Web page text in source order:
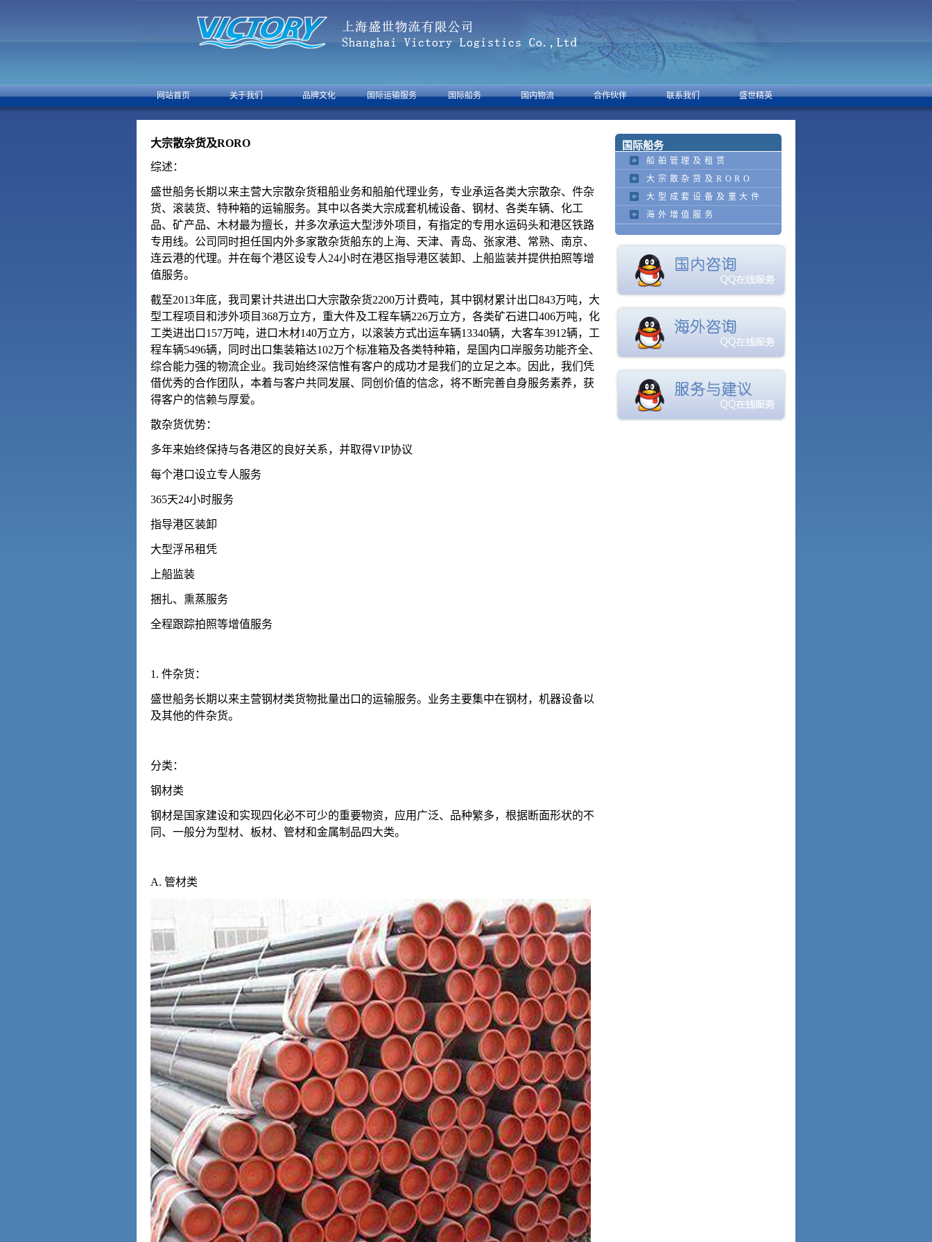
网站首页 关于我们 品牌文化 国际运输服务 国际船务 国内物流 合作伙伴 联系我们 盛世精英
大宗散杂货及RORO
综述：
盛世船务长期以来主营大宗散杂货租船业务和船舶代理业务，专业承运各类大宗散杂、件杂
货、滚装货、特种箱的运输服务。其中以各类大宗成套机械设备、钢材、各类车辆、化工
品、矿产品、木材最为擅长，并多次承运大型涉外项目，有指定的专用水运码头和港区铁路
专用线。公司同时担任国内外多家散杂货船东的上海、天津、青岛、张家港、常熟、南京、
连云港的代理。并在每个港区设专人24小时在港区指导港区装卸、上船监装并提供拍照等增
值服务。
截至2013年底，我司累计共进出口大宗散杂货2200万计费吨，其中钢材累计出口843万吨，大
型工程项目和涉外项目368万立方，重大件及工程车辆226万立方，各类矿石进口406万吨，化
工类进出口157万吨，进口木材140万立方，以滚装方式出运车辆13340辆，大客车3912辆，工
程车辆5496辆，同时出口集装箱达102万个标准箱及各类特种箱，是国内口岸服务功能齐全、
综合能力强的物流企业。我司始终深信惟有客户的成功才是我们的立足之本。因此，我们凭
借优秀的合作团队，本着与客户共同发展、同创价值的信念，将不断完善自身服务素养，获
得客户的信赖与厚爱。
散杂货优势：
多年来始终保持与各港区的良好关系，并取得VIP协议
每个港口设立专人服务
365天24小时服务
指导港区装卸
大型浮吊租凭
上船监装
捆扎、熏蒸服务
全程跟踪拍照等增值服务
1. 件杂货：
盛世船务长期以来主营钢材类货物批量出口的运输服务。业务主要集中在钢材，机器设备以
及其他的件杂货。
分类：
钢材类
钢材是国家建设和实现四化必不可少的重要物资，应用广泛、品种繁多，根据断面形状的不
同、一般分为型材、板材、管材和金属制品四大类。
A. 管材类
国际船务
船舶管理及租赁
大宗散杂货及RORO
大型成套设备及重大件
海外增值服务